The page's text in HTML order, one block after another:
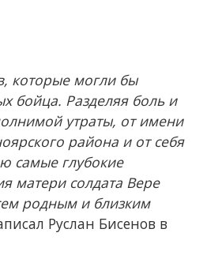
которые могли бы
бойца. Разделяя боль и
утраты, от имени
района и от себя
самые глубокие
матери солдата Вере
родным и близким
Руслан Бисенов в